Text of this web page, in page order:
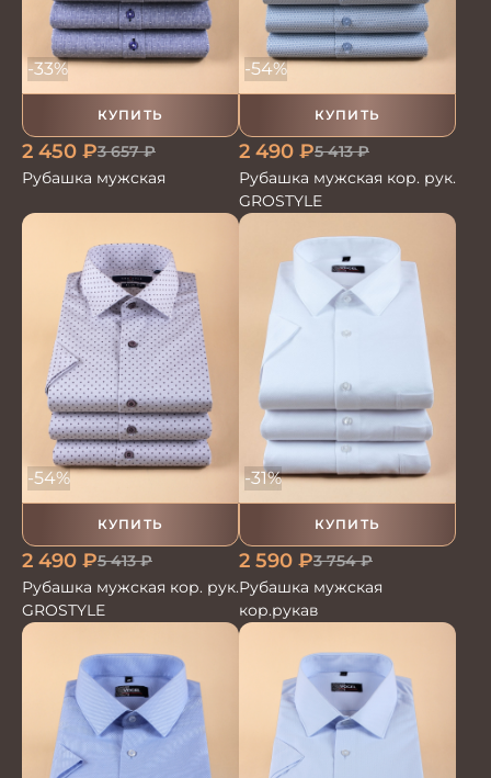
КУПИТЬ
-33%
2 450 ₽3 657₽
Рубашка мужская
КУПИТЬ
-54%
2 490 ₽5 413₽
Рубашка мужская кор. рук.
GROSTYLE
КУПИТЬ
-54%
2 490 ₽5 413₽
Рубашка мужская кор. рук.
GROSTYLE
КУПИТЬ
-31%
2 590 ₽3 754₽
Рубашка мужская
кор.рукав